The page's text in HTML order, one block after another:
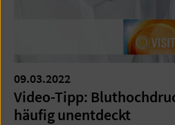
09.03.2022
Video-Tipp:
häufig unentdeckt